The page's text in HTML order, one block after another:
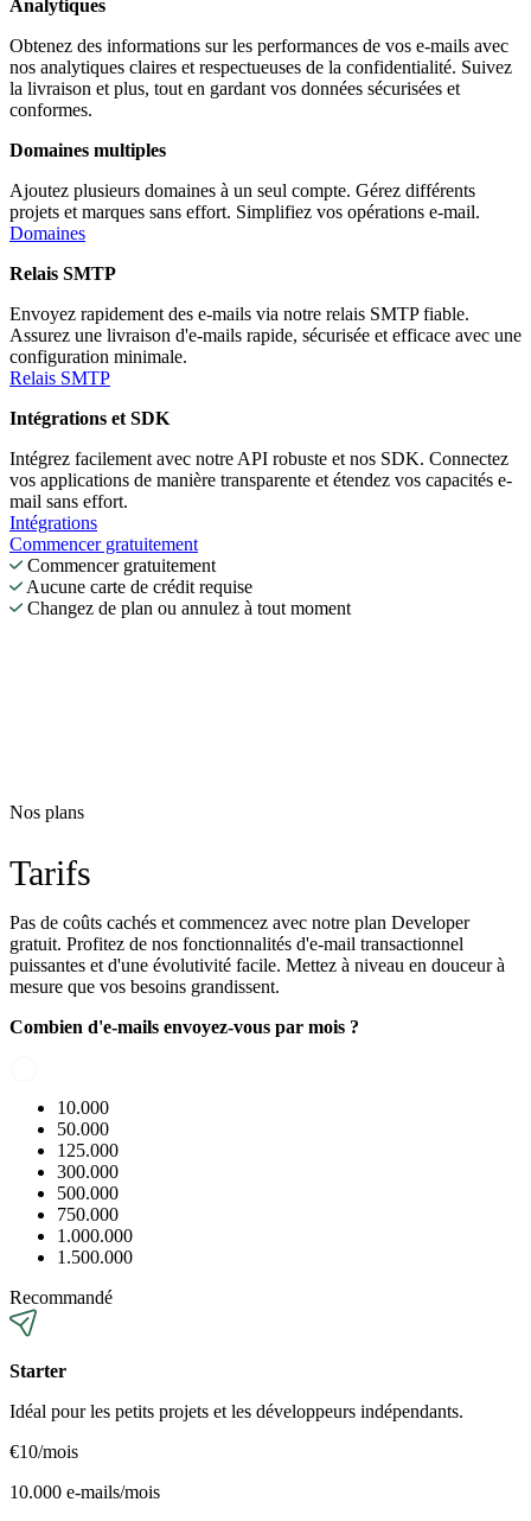
Analytiques
Obtenez des informations sur les performances de vos e-mails avec
nos analytiques claires et respectueuses de la confidentialité. Suivez
la livraison et plus, tout en gardant vos données sécurisées et
conformes.
Domaines multiples
Ajoutez plusieurs domaines à un seul compte. Gérez différents
projets et marques sans effort. Simplifiez vos opérations e-mail.
Domaines
Relais SMTP
Envoyez rapidement des e-mails via notre relais SMTP fiable.
Assurez une livraison d'e-mails rapide, sécurisée et efficace avec une
configuration minimale.
Relais SMTP
Intégrations et SDK
Intégrez facilement avec notre API robuste et nos SDK. Connectez
vos applications de manière transparente et étendez vos capacités e-
mail sans effort.
Intégrations
Commencer gratuitement
Commencer gratuitement
Aucune carte de crédit requise
Changez de plan ou annulez à tout moment
Nos plans
Tarifs
Pas de coûts cachés et commencez avec notre plan Developer
gratuit. Profitez de nos fonctionnalités d'e-mail transactionnel
puissantes et d'une évolutivité facile. Mettez à niveau en douceur à
mesure que vos besoins grandissent.
Combien d'e-mails envoyez-vous par mois ?
10.000
50.000
125.000
300.000
500.000
750.000
1.000.000
1.500.000
Recommandé
Starter
Idéal pour les petits projets et les développeurs indépendants.
€10/mois
10.000 e-mails/mois